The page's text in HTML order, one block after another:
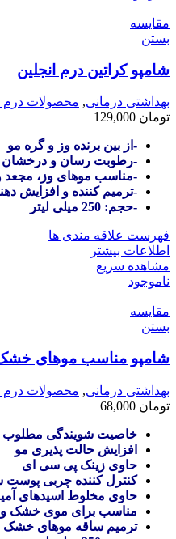
مقایسه
بستن
شامپو کراتین درم انجلین
بهداشتی درمانی, محصولات درم
تومان
-از بین برنده وز و گره مو
-رطوبت رسان و درخشان
-مناسب موهای وز، مجعد
-ترمیم کننده و افزایش
-حجم: 250 میلی لیتر
فهرست علاقه مندی ها
اطلاعات بیشتر
مشاهده سریع
ناموجود
مقایسه
بستن
شامپو مناسب موهای
بهداشتی درمانی, محصولات درم
تومان
خاصیت شویندگی مطلوب
افزایش حالت پذیری مو
حاوی زینک پی سی ای
کنترل کننده چربی پوست
حاوی مخلوط اسیدهای
مناسب برای موی خشک
ترمیم ساقه موهای خشک